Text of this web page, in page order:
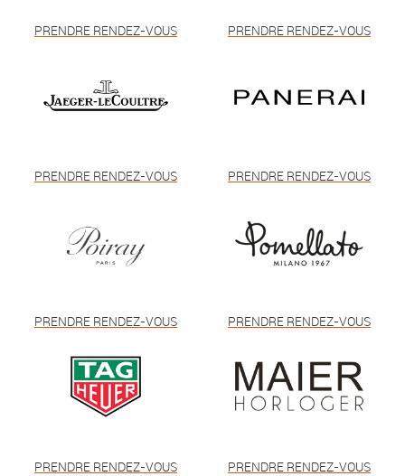
PRENDRE RENDEZ-VOUS PRENDRE RENDEZ-VOUS
PRENDRE RENDEZ-VOUS PRENDRE RENDEZ-VOUS
PRENDRE RENDEZ-VOUS PRENDRE RENDEZ-VOUS
PRENDRE RENDEZ-VOUS PRENDRE RENDEZ-VOUS